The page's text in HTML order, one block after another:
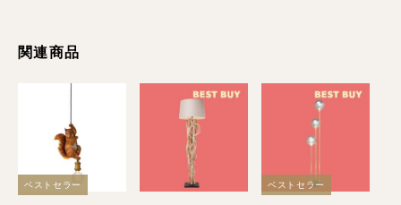
関連商品
ベストセラー ベストセラー